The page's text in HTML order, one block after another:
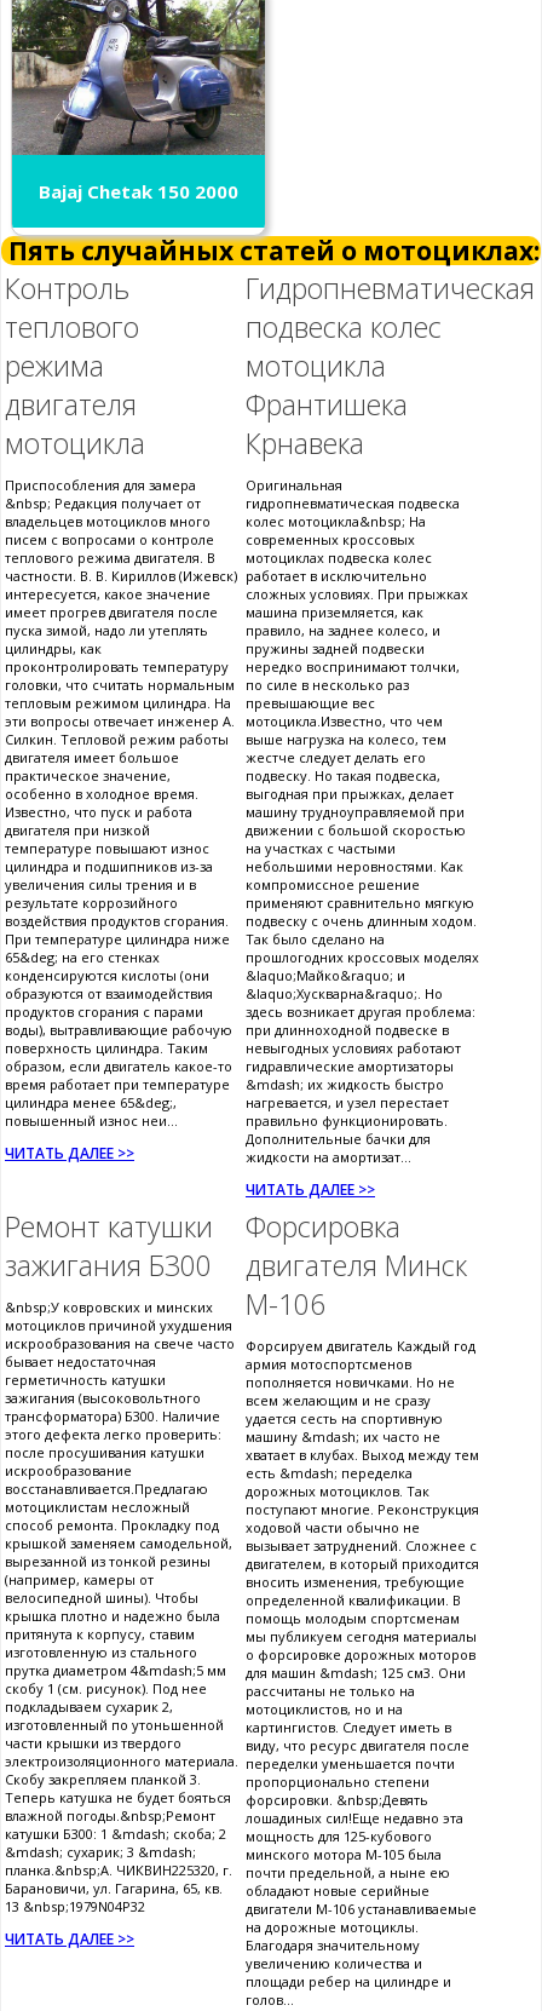
Bajaj Chetak 150 2000
Пять случайных статей о мотоциклах:
Контроль
теплового
режима
двигателя
мотоцикла
Приспособления для замера
&nbsp; Редакция получает от
владельцев мотоциклов много
писем с вопросами о контроле
теплового режима двигателя. В
частности. В. В. Кириллов (Ижевск)
интересуется, какое значение
имеет прогрев двигателя после
пуска зимой, надо ли утеплять
цилиндры, как
проконтролировать температуру
головки, что считать нормальным
тепловым режимом цилиндра. На
эти вопросы отвечает инженер А.
Силкин. Тепловой режим работы
двигателя имеет большое
практическое значение,
особенно в холодное время.
Известно, что пуск и работа
двигателя при низкой
температуре повышают износ
цилиндра и подшипников из-за
увеличения силы трения и в
результате коррозийного
воздействия продуктов сгорания.
При температуре цилиндра ниже
65&deg; на его стенках
конденсируются кислоты (они
образуются от взаимодействия
продуктов сгорания с парами
воды), вытравливающие рабочую
поверхность цилиндра. Таким
образом, если двигатель какое-то
время работает при температуре
цилиндра менее 65&deg;,
повышенный износ неи...
ЧИТАТЬ ДАЛЕЕ >>
Гидропневматическая
подвеска колес
мотоцикла
Франтишека
Крнавека
Оригинальная
гидропневматическая подвеска
колес мотоцикла&nbsp; На
современных кроссовых
мотоциклах подвеска колес
работает в исключительно
сложных условиях. При прыжках
машина приземляется, как
правило, на заднее колесо, и
пружины задней подвески
нередко воспринимают толчки,
по силе в несколько раз
превышающие вес
мотоцикла.Известно, что чем
выше нагрузка на колесо, тем
жестче следует делать его
подвеску. Но такая подвеска,
выгодная при прыжках, делает
машину трудноуправляемой при
движении с большой скоростью
на участках с частыми
небольшими неровностями. Как
компромиссное решение
применяют сравнительно мягкую
подвеску с очень длинным ходом.
Так было сделано на
прошлогодних кроссовых моделях
&laquo;Майко&raquo; и
&laquo;Хускварна&raquo;. Но
здесь возникает другая проблема:
при длинноходной подвеске в
невыгодных условиях работают
гидравлические амортизаторы
&mdash; их жидкость быстро
нагревается, и узел перестает
правильно функционировать.
Дополнительные бачки для
жидкости на амортизат...
ЧИТАТЬ ДАЛЕЕ >>
Ремонт катушки
зажигания Б300
&nbsp;У ковровских и минских
мотоциклов причиной ухудшения
искрообразования на свече часто
бывает недостаточная
герметичность катушки
зажигания (высоковольтного
трансформатора) Б300. Наличие
этого дефекта легко проверить:
после просушивания катушки
искрообразование
восстанавливается.Предлагаю
мотоциклистам несложный
способ ремонта. Прокладку под
крышкой заменяем самодельной,
вырезанной из тонкой резины
(например, камеры от
велосипедной шины). Чтобы
крышка плотно и надежно была
притянута к корпусу, ставим
изготовленную из стального
прутка диаметром 4&mdash;5 мм
скобу 1 (см. рисунок). Под нее
подкладываем сухарик 2,
изготовленный по утоньшенной
части крышки из твердого
электроизоляционного материала.
Скобу закрепляем планкой 3.
Теперь катушка не будет бояться
влажной погоды.&nbsp;Ремонт
катушки Б300: 1 &mdash; скоба; 2
&mdash; сухарик; 3 &mdash;
планка.&nbsp;А. ЧИКВИН225320, г.
Барановичи, ул. Гагарина, 65, кв.
13 &nbsp;1979N04P32
ЧИТАТЬ ДАЛЕЕ >>
Форсировка
двигателя Минск
М-106
Форсируем двигатель Каждый год
армия мотоспортсменов
пополняется новичками. Но не
всем желающим и не сразу
удается сесть на спортивную
машину &mdash; их часто не
хватает в клубах. Выход между тем
есть &mdash; переделка
дорожных мотоциклов. Так
поступают многие. Реконструкция
ходовой части обычно не
вызывает затруднений. Сложнее с
двигателем, в который приходится
вносить изменения, требующие
определенной квалификации. В
помощь молодым спортсменам
мы публикуем сегодня материалы
о форсировке дорожных моторов
для машин &mdash; 125 см3. Они
рассчитаны не только на
мотоциклистов, но и на
картингистов. Следует иметь в
виду, что ресурс двигателя после
переделки уменьшается почти
пропорционально степени
форсировки. &nbsp;Девять
лошадиных сил!Еще недавно эта
мощность для 125-кубового
минского мотора М-105 была
почти предельной, а ныне ею
обладают новые серийные
двигатели М-106 устанавливаемые
на дорожные мотоциклы.
Благодаря значительному
увеличению количества и
площади ребер на цилиндре и
голов...